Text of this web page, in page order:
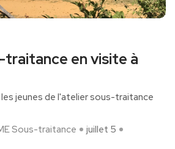
traitance en visite à
jeunes de l'atelier sous-traitance
Sous-traitance
juillet 5